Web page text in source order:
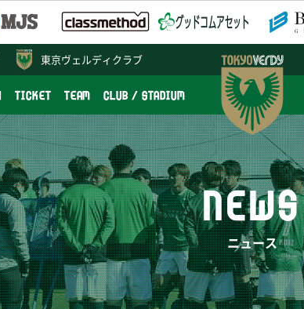
東京ヴェルディクラブ
TICKET TEAM CLUB / STADIUM
NEWS
ニュース